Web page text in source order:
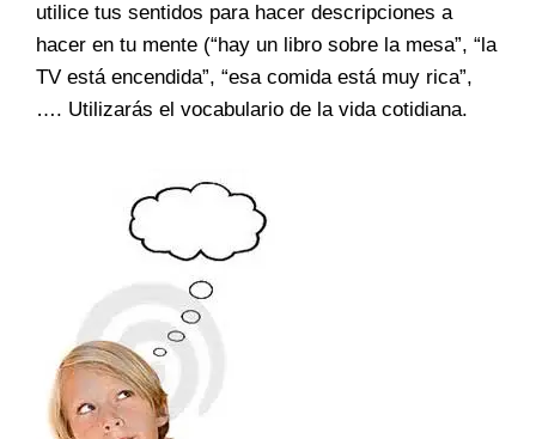
utilice tus sentidos para hacer descripciones a
hacer en tu mente (“hay un libro sobre la mesa”, “la
TV está encendida”, “esa comida está muy rica”,
…. Utilizarás el vocabulario de la vida cotidiana.